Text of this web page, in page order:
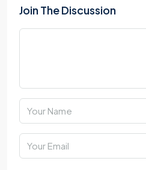
Join The Discussion